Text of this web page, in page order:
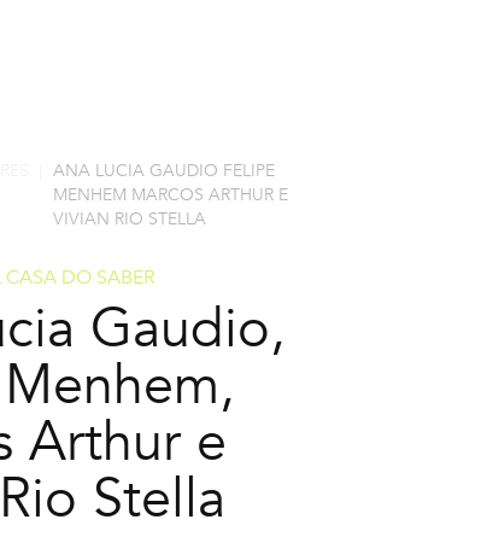
ANA LUCIA GAUDIO FELIPE
MENHEM MARCOS ARTHUR E
VIVIAN RIO STELLA
CASA DO SABER
Gaudio,
Arthur e
Stella